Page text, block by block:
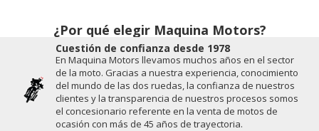
¿Por qué elegir Maquina Motors?
Cuestión de conﬁanza desde 1978
En Maquina Motors llevamos muchos años en el sector
de la moto. Gracias a nuestra experiencia, conocimiento
del mundo de las dos ruedas, la conﬁanza de nuestros
clientes y la transparencia de nuestros procesos somos
el concesionario referente en la venta de motos de
ocasión con más de 45 años de trayectoria.